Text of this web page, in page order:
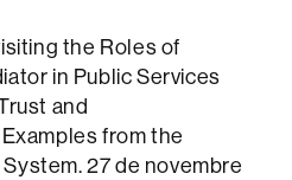
the Roles of
in Public Services
and
from the
27 de novembre